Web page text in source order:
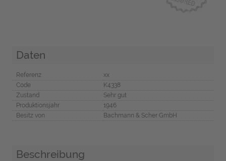
Daten
Referenz
xx
Code
K4338
Zustand
Sehr gut
Produktionsjahr
1946
Besitz von
Bachmann & Scher GmbH
Beschreibung